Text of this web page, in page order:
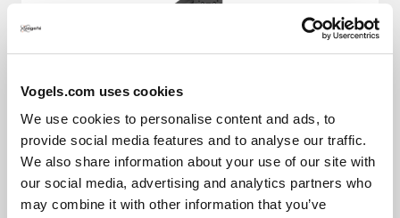
Vogels.com uses cookies
We use cookies to personalise content and ads, to
provide social media features and to analyse our traffic.
We also share information about your use of our site with
our social media, advertising and analytics partners who
may combine it with other information that you’ve
ESSENTIAL Serie